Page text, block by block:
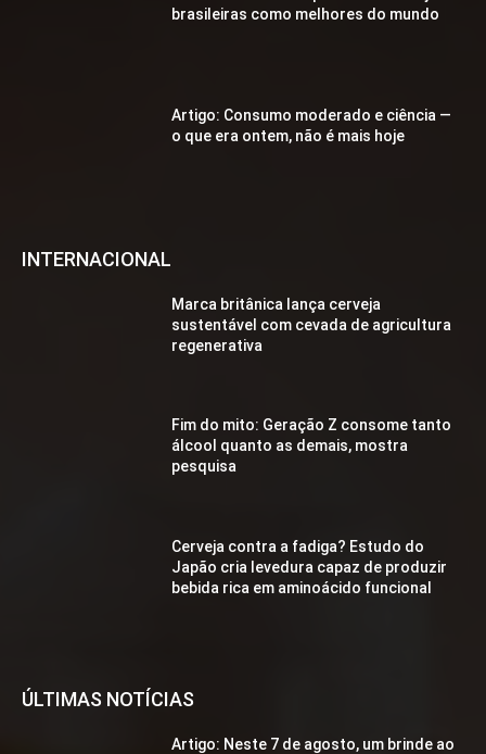
brasileiras como melhores do mundo
Artigo: Consumo moderado e ciência —
o que era ontem, não é mais hoje
INTERNACIONAL
Marca britânica lança cerveja
sustentável com cevada de agricultura
regenerativa
Fim do mito: Geração Z consome tanto
álcool quanto as demais, mostra
pesquisa
Cerveja contra a fadiga? Estudo do
Japão cria levedura capaz de produzir
bebida rica em aminoácido funcional
ÚLTIMAS NOTÍCIAS
Artigo: Neste 7 de agosto, um brinde ao